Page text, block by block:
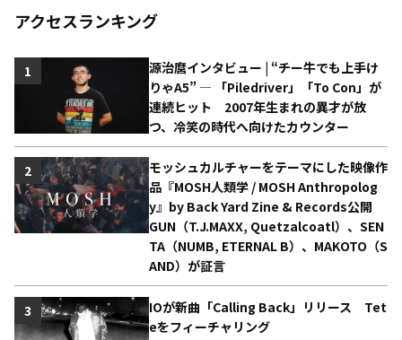
アクセスランキング
源治麿インタビュー | “チー牛でも上手け
りゃA5” ― 「Piledriver」「To Con」が
連続ヒット 2007年生まれの異才が放
つ、冷笑の時代へ向けたカウンター
1
モッシュカルチャーをテーマにした映像作
品『MOSH人類学 / MOSH Anthropolog
y』by Back Yard Zine & Records公開
GUN（T.J.MAXX, Quetzalcoatl）、SEN
TA（NUMB, ETERNAL B）、MAKOTO（S
AND）が証言
2
IOが新曲「Calling Back」リリース Tet
eをフィーチャリング
3